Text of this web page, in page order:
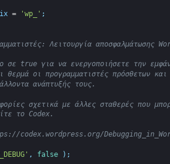
= 'wp_' ;
Λειτουργία αποσφαλμάτωσης
σε true για να ενεργοποιήσετε την
θερμά οι προγραμματιστές πρόσθετων και
ανάπτυξής τους.
σχετικά με άλλες σταθερές που
το Codex.
codex.wordpress.org/
, false ) ;